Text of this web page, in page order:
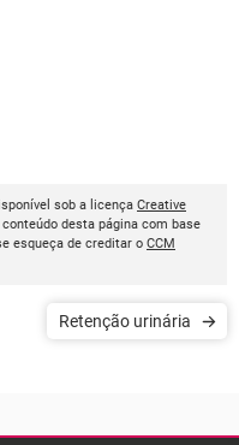
sob a licença Creative
desta página com base
esqueça de creditar o CCM
Retenção urinária